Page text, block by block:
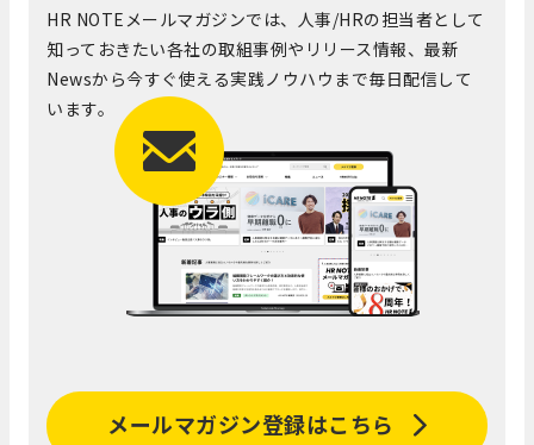
HR NOTEメールマガジンでは、人事/HRの担当者として
知っておきたい各社の取組事例やリリース情報、最新
Newsから今すぐ使える実践ノウハウまで毎日配信して
います。
メールマガジン登録はこちら